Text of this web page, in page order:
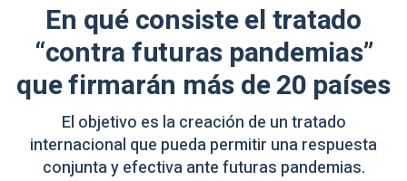
En qué consiste el tratado
“contra futuras pandemias”
que firmarán más de 20 países
El objetivo es la creación de un tratado
internacional que pueda permitir una respuesta
conjunta y efectiva ante futuras pandemias.